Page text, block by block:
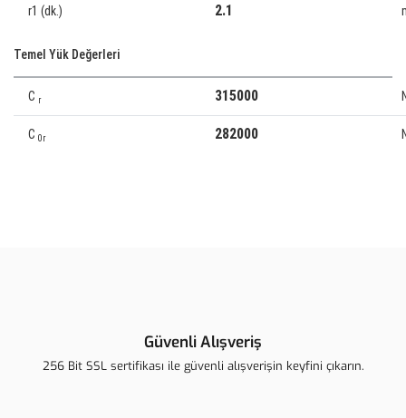
r1 (dk.) 2.1
Temel Yük Değerleri
C r 315000
C 0r 282000
Ürün açıklamasında eksik bilgiler bulunuyor.
Güvenli Alışveriş
256 Bit SSL sertifikası ile güvenli alışverişin keyfini çıkarın.